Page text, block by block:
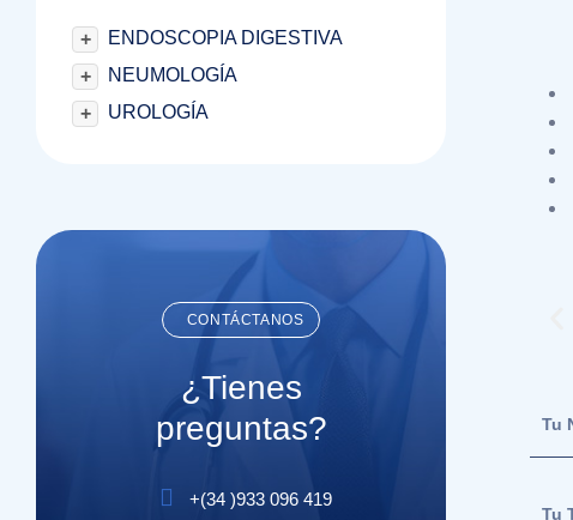
+
ENDOSCOPIA DIGESTIVA
+
NEUMOLOGÍA
+
UROLOGÍA
CONTÁCTANOS
¿Tienes
preguntas?
+(34)933 096 419